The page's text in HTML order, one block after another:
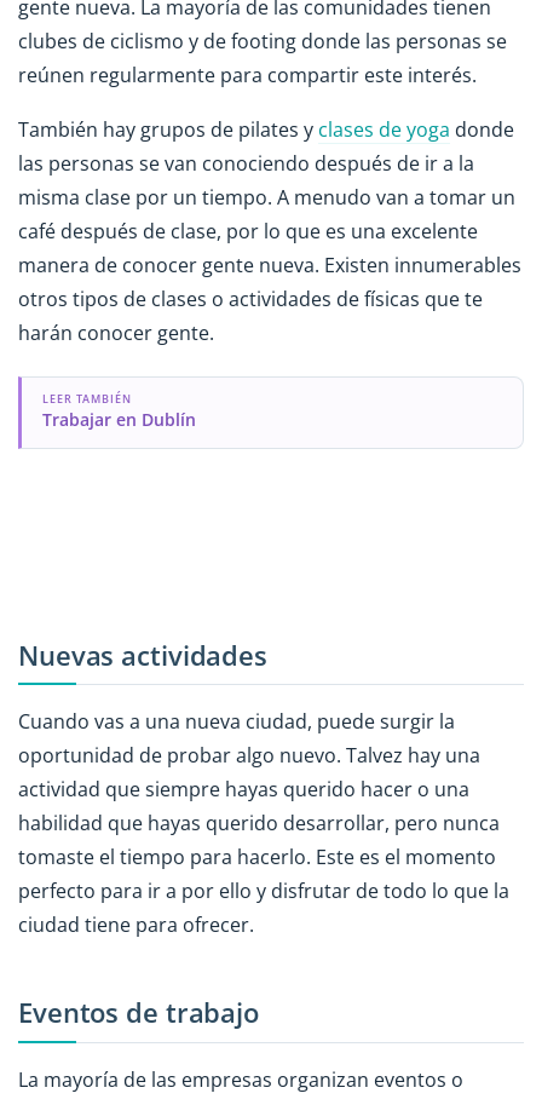
gente nueva. La mayoría de las comunidades tienen
clubes de ciclismo y de footing donde las personas se
reúnen regularmente para compartir este interés.
También hay grupos de pilates y clases de yoga donde
las personas se van conociendo después de ir a la
misma clase por un tiempo. A menudo van a tomar un
café después de clase, por lo que es una excelente
manera de conocer gente nueva. Existen innumerables
otros tipos de clases o actividades de físicas que te
harán conocer gente.
LEER TAMBIÉN
Trabajar en Dublín
Nuevas actividades
Cuando vas a una nueva ciudad, puede surgir la
oportunidad de probar algo nuevo. Talvez hay una
actividad que siempre hayas querido hacer o una
habilidad que hayas querido desarrollar, pero nunca
tomaste el tiempo para hacerlo. Este es el momento
perfecto para ir a por ello y disfrutar de todo lo que la
ciudad tiene para ofrecer.
Eventos de trabajo
La mayoría de las empresas organizan eventos o